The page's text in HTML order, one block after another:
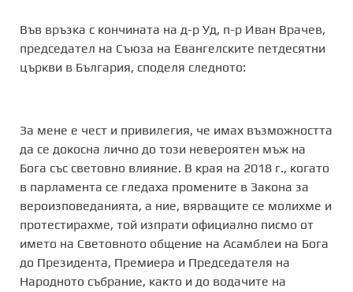
Във връзка с кончината на д-р Уд, п-р Иван Врачев,
председател на Съюза на Евангелските петдесятни
църкви в България, споделя следното:
За мене е чест и привилегия, че имах възможността
да се докосна лично до този невероятен мъж на
Бога със световно влияние. В края на 2018 г., когато
в парламента се гледаха промените в Закона за
вероизповеданията, а ние, вярващите се молихме и
протестирахме, той изпрати официално писмо от
името на Световното общение на Асамблеи на Бога
до Президента, Премиера и Председателя на
Народното събрание, както и до водачите на